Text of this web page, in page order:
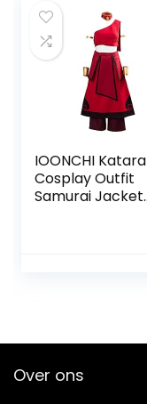
IOONCHI Katara
Cosplay Outfit
Samurai Jacket
Over ons